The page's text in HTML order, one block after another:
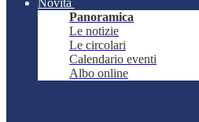
Novità
Panoramica
Le notizie
Le circolari
Calendario eventi
Albo online